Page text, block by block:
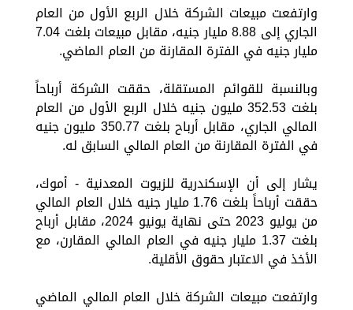
وارتفعت مبيعات الشركة خلال الربع الأول من العام
الجاري إلى 8.88 مليار جنيه، مقابل مبيعات بلغت 7.04
مليار جنيه في الفترة المقارنة من العام الماضي.
وبالنسبة للقوائم المستقلة، حققت الشركة أرباحاً
بلغت 352.53 مليون جنيه خلال الربع الأول من العام
المالي الجاري، مقابل أرباح بلغت 350.77 مليون جنيه
في الفترة المقارنة من العام المالي السابق له.
يشار إلى أن الإسكندرية للزيوت المعدنية - أموك،
حققت أرباحاً بلغت 1.76 مليار جنيه خلال العام المالي
من يوليو 2023 حتى نهاية يونيو 2024، مقابل أرباح
بلغت 1.37 مليار جنيه في العام المالي المقارن، مع
الأخذ في الاعتبار حقوق الأقلية.
وارتفعت مبيعات الشركة خلال العام المالي الماضي